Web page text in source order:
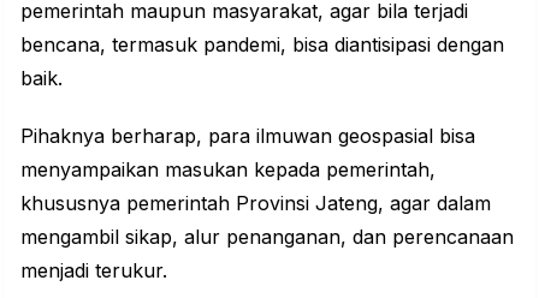
pemerintah maupun masyarakat, agar bila terjadi
bencana, termasuk pandemi, bisa diantisipasi dengan
baik.
Pihaknya berharap, para ilmuwan geospasial bisa
menyampaikan masukan kepada pemerintah,
khususnya pemerintah Provinsi Jateng, agar dalam
mengambil sikap, alur penanganan, dan perencanaan
menjadi terukur.